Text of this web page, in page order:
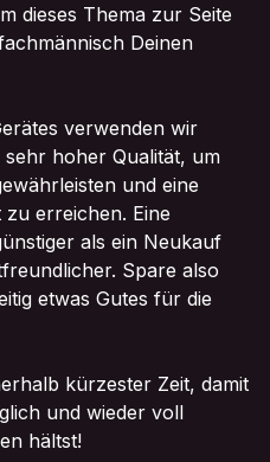
dieses Thema zur Seite
Deinen
verwenden wir
hoher Qualität, um
und eine
erreichen. Eine
als ein Neukauf
Spare also
etwas Gutes für die
kürzester Zeit, damit
und wieder voll
hältst!